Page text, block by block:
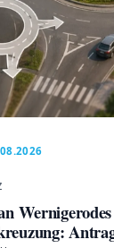
Wernigerodes